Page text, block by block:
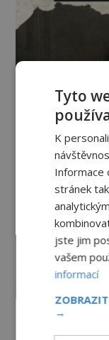
Tyto
K
Informace
stránek
jste jim
vašem
informací
→